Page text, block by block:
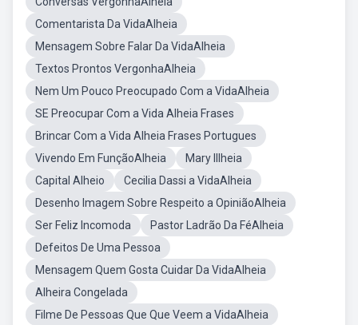
Comentarista Da VidaAlheia
Mensagem Sobre Falar Da VidaAlheia
Textos Prontos VergonhaAlheia
Nem Um Pouco Preocupado Com a VidaAlheia
SE Preocupar Com a Vida Alheia Frases
Brincar Com a Vida Alheia Frases Portugues
Vivendo Em FunçãoAlheia
Mary Illheia
Capital Alheio
Cecilia Dassi a VidaAlheia
Desenho Imagem Sobre Respeito a OpiniãoAlheia
Ser Feliz Incomoda
Pastor Ladrão Da FéAlheia
Defeitos De Uma Pessoa
Mensagem Quem Gosta Cuidar Da VidaAlheia
Alheira Congelada
Filme De Pessoas Que Que Veem a VidaAlheia